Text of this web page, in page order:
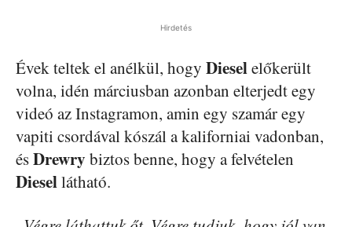
Hirdetés
Évek teltek el anélkül, hogy Dieselelőkerült
volna, idén márciusban azonban elterjedt egy
videó az Instagramon, amin egy szamár egy
vapiti csordával kószál a kaliforniai vadonban,
ésDrewry biztos benne, hogy a felvételen
Diesellátható.